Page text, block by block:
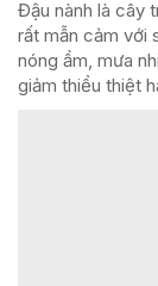
Đậu nành là cây
rất mẫn cảm với
nóng ẩm, mưa
giảm thiểu thiệt